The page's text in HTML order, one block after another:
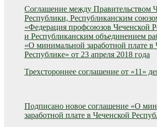
Соглашение между Правительством
Республики, Республиканским
«Федерация профсоюзов Чеченской
и Республиканским объединением
«О минимальной заработной плате в
Республике» от 23 апреля 2018 года
Трехстороннее соглашение от «11»
Подписано новое соглашение «О
заработной плате в Чеченской